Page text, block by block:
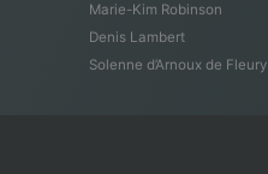
Marie-Kim Robinson
Denis Lambert
Solenne d’Arnoux de Fleury